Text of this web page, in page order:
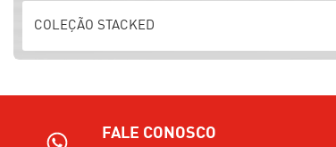
COLEÇÃO STACKED
FALE CONOSCO